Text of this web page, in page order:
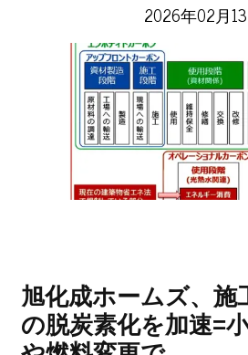
2026年02月
旭化成ホームズ、施
の脱炭素化を加速=